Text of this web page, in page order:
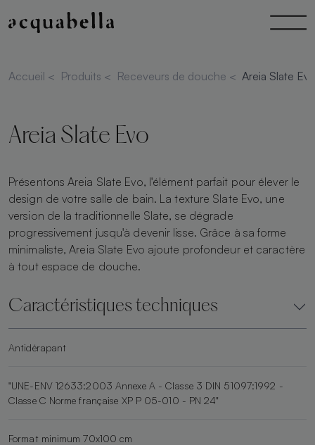
Accueil < Produits < Receveurs de douche < Areia Slate
Areia Slate Evo
Présentons Areia Slate Evo, l'élément parfait pour élever le
design de votre salle de bain. La texture Slate Evo, une
version de la traditionnelle Slate, se dégrade
progressivement jusqu'à devenir lisse. Grâce à sa forme
minimaliste, Areia Slate Evo ajoute profondeur et caractère
à tout espace de douche.
Caractéristiques techniques
Antidérapant
"UNE-ENV 12633:2003 Annexe A - Classe 3 DIN 51097:1992 -
Classe C Norme française XP P 05-010 - PN 24"
Format minimum 70x100 cm